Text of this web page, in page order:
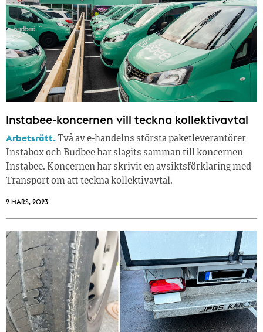
Instabee-koncernen vill teckna kollektivavtal
Arbetsrätt.Två av e-handelns största paketleverantörer
Instabox och Budbee har slagits samman till koncernen
Instabee. Koncernen har skrivit en avsiktsförklaring med
Transport om att teckna kollektivavtal.
9 MARS, 2023